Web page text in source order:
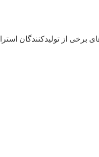
برخی از تولیدکنندگان